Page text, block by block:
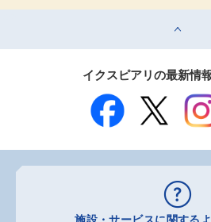
イクスピアリの最新情